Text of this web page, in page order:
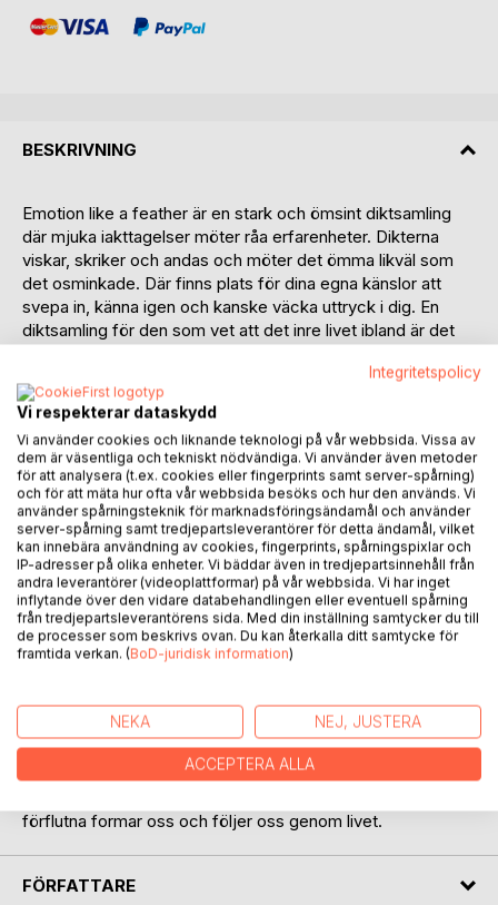
BESKRIVNING
Emotion like a feather är en stark och ömsint diktsamling
där mjuka iakttagelser möter råa erfarenheter. Dikterna
viskar, skriker och andas och möter det ömma likväl som
det osminkade. Där finns plats för dina egna känslor att
svepa in, känna igen och kanske väcka uttryck i dig. En
diktsamling för den som vet att det inre livet ibland är det
Christina Dana, uppvuxen i Örebro, skriver med nerv och
närvaro om livets skörhet, styrka och råa, tabubelagda
skuggor. Hennes texter bär på både musikalisk,
expressionistisk rytm och ett orubbligt allvar formade av ett
liv levt med öppna ögon och ett orubbligt erkännande av
livets alla sidor.
På senare år har Christina Dana fördjupat sig i musiken, och
är verksam som sångerska och låtskapare med en stark
förankring i sina texter och en personlig, konstnärlig
nyfikenhet.Hennes musik och poesi sammanflätas och hon
Den akustiska balladen Emotion lika a feather delar både
titel och tema med diktsamlingen. sången är komponerad
av Christina Dana. Versionen finns att höra på olika
förflutna formar oss och följer oss genom livet.
FÖRFATTARE
Integritetspolicy
Vi respekterar dataskydd
Vi använder cookies och liknande teknologi på vår webbsida. Vissa av
dem är väsentliga och tekniskt nödvändiga. Vi använder även metoder
för att analysera (t.ex. cookies eller fingerprints samt server-spårning)
och för att mäta hur ofta vår webbsida besöks och hur den används. Vi
använder spårningsteknik för marknadsföringsändamål och använder
server-spårning samt tredjepartsleverantörer för detta ändamål, vilket
kan innebära användning av cookies, fingerprints, spårningspixlar och
IP-adresser på olika enheter. Vi bäddar även in tredjepartsinnehåll från
andra leverantörer (videoplattformar) på vår webbsida. Vi har inget
inflytande över den vidare databehandlingen eller eventuell spårning
från tredjepartsleverantörens sida. Med din inställning samtycker du till
de processer som beskrivs ovan. Du kan återkalla ditt samtycke för
framtida verkan. (BoD-juridisk information)
NEKA NEJ, JUSTERA
ACCEPTERA ALLA